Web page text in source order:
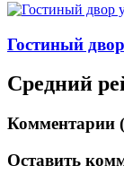
Гостиный
Средний
Комментарии
Оставить